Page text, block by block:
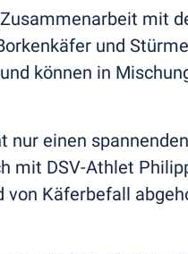
mit
und
können in
nur einen
mit DSV-Athlet
Käferbefall